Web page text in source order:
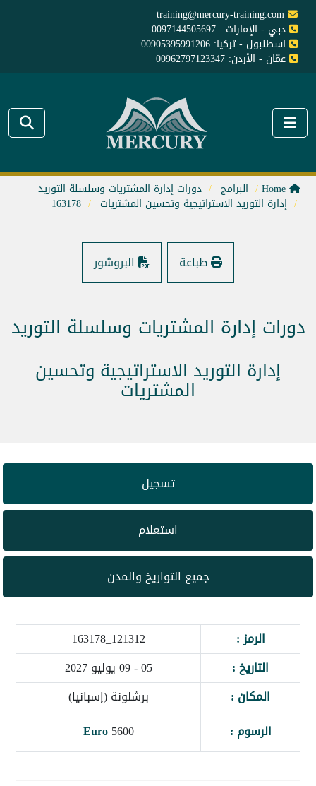
training@mercury-training.com
دبي - الإمارات : 0097144505697
اسطنبول - تركيا: 00905395991206
عمّان - الأردن: 00962797123347
البرامج دورات إدارة المشتريات وسلسلة التوريد
إدارة التوريد الاستراتيجية وتحسين المشتريات 163178
طباعة البروشور
دورات إدارة المشتريات وسلسلة التوريد
إدارة التوريد الاستراتيجية وتحسين
المشتريات
تسجيل
استعلام
جميع التواريخ والمدن
الرمز :
121312_163178
التاريخ :
05 - 09 يوليو 2027
المكان :
برشلونة (إسبانيا)
الرسوم :
5600
Euro